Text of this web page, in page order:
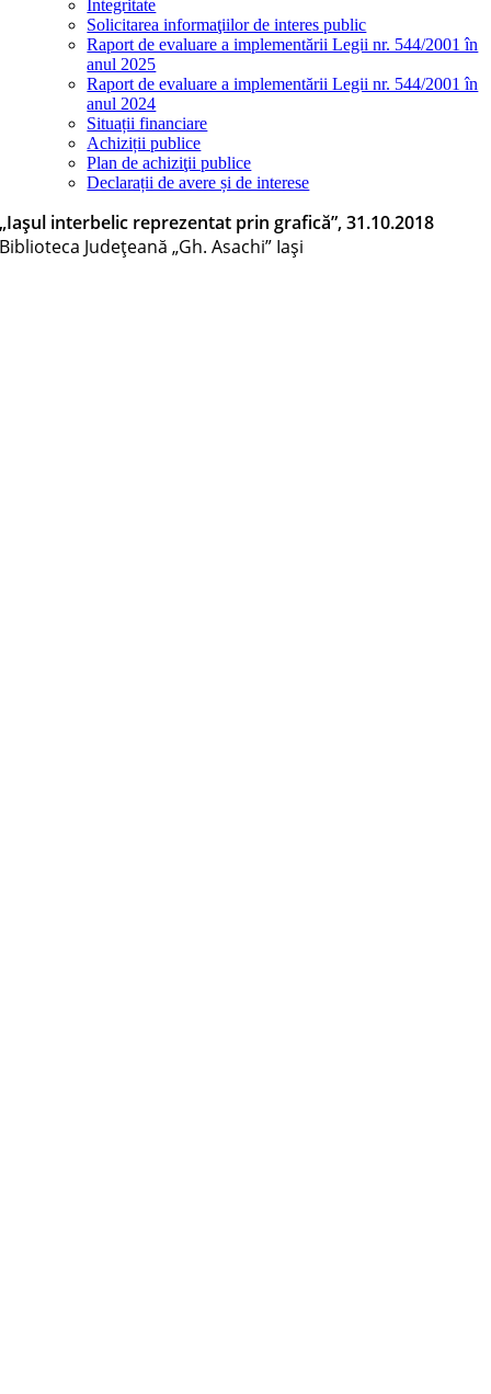
Integritate
Solicitarea informaţiilor de interes public
Raport de evaluare a implementării Legii nr. 544/2001 în
anul 2025
Raport de evaluare a implementării Legii nr. 544/2001 în
anul 2024
Situații financiare
Achiziții publice
Plan de achiziţii publice
Declarații de avere și de interese
„Iașul interbelic reprezentat prin grafică”, 31.10.2018
Biblioteca Judeţeană „Gh. Asachi” Iaşi